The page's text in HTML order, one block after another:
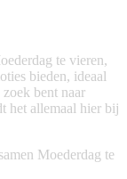
te vieren,
bieden, ideaal
bent naar
het allemaal hier bij
Moederdag te